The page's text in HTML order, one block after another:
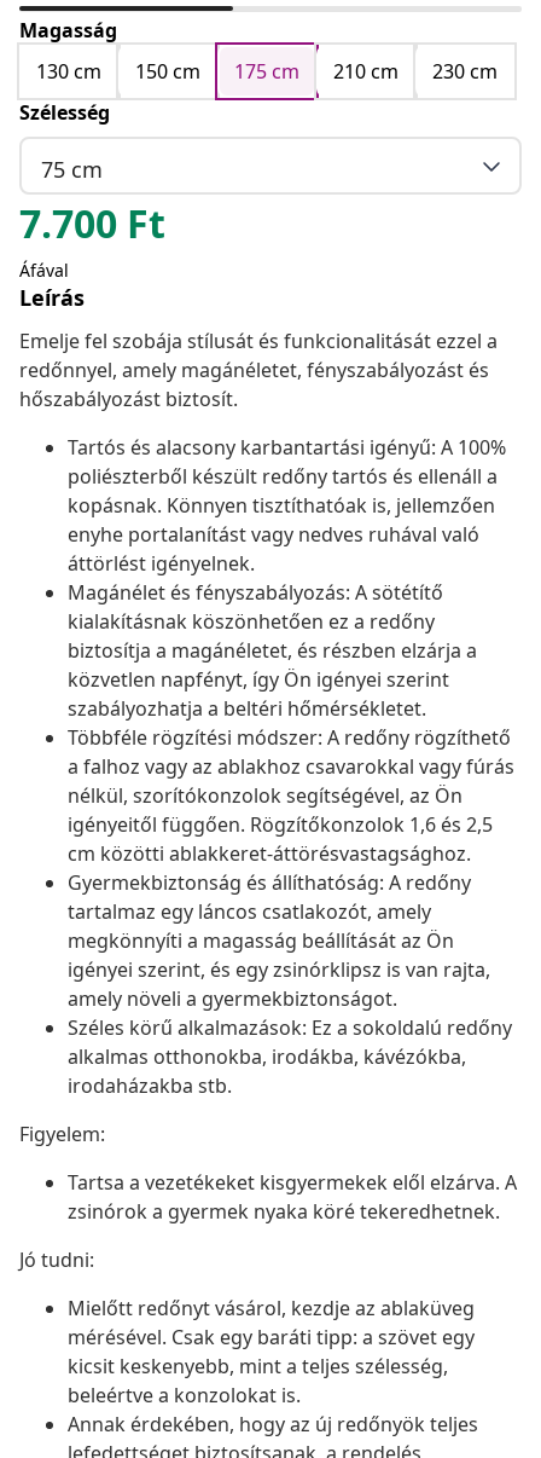
Magasság
130 cm
150 cm 175 cm 210 cm
230 cm
Szélesség
75 cm
7.700 Ft
Áfával
Leírás
Emelje fel szobája stílusát és funkcionalitását ezzel a
redőnnyel, amely magánéletet, fényszabályozást és
hőszabályozást biztosít.
Tartós és alacsony karbantartási igényű: A 100%
poliészterből készült redőny tartós és ellenáll a
kopásnak. Könnyen tisztíthatóak is, jellemzően
enyhe portalanítást vagy nedves ruhával való
áttörlést igényelnek.
Magánélet és fényszabályozás: A sötétítő
kialakításnak köszönhetően ez a redőny
biztosítja a magánéletet, és részben elzárja a
közvetlen napfényt, így Ön igényei szerint
szabályozhatja a beltéri hőmérsékletet.
Többféle rögzítési módszer: A redőny rögzíthető
a falhoz vagy az ablakhoz csavarokkal vagy fúrás
nélkül, szorítókonzolok segítségével, az Ön
igényeitől függően. Rögzítőkonzolok 1,6 és 2,5
cm közötti ablakkeret-áttörésvastagsághoz.
Gyermekbiztonság és állíthatóság: A redőny
tartalmaz egy láncos csatlakozót, amely
megkönnyíti a magasság beállítását az Ön
igényei szerint, és egy zsinórklipsz is van rajta,
amely növeli a gyermekbiztonságot.
Széles körű alkalmazások: Ez a sokoldalú redőny
alkalmas otthonokba, irodákba, kávézókba,
irodaházakba stb.
Figyelem:
Tartsa a vezetékeket kisgyermekek elől elzárva. A
zsinórok a gyermek nyaka köré tekeredhetnek.
Jó tudni:
Mielőtt redőnyt vásárol, kezdje az ablaküveg
mérésével. Csak egy baráti tipp: a szövet egy
kicsit keskenyebb, mint a teljes szélesség,
beleértve a konzolokat is.
Annak érdekében, hogy az új redőnyök teljes